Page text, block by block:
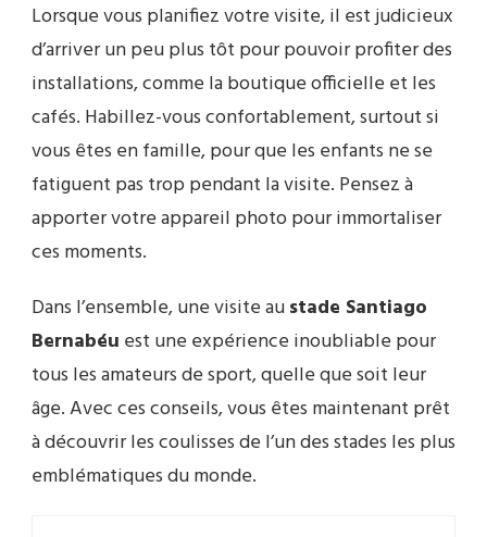
Lorsque vous planifiez votre visite, il est judicieux
d’arriver un peu plus tôt pour pouvoir profiter des
installations, comme la boutique officielle et les
cafés. Habillez-vous confortablement, surtout si
vous êtes en famille, pour que les enfants ne se
fatiguent pas trop pendant la visite. Pensez à
apporter votre appareil photo pour immortaliser
ces moments.
Dans l’ensemble, une visite austade Santiago
Bernabéu est une expérience inoubliable pour
tous les amateurs de sport, quelle que soit leur
âge. Avec ces conseils, vous êtes maintenant prêt
à découvrir les coulisses de l’un des stades les plus
emblématiques du monde.